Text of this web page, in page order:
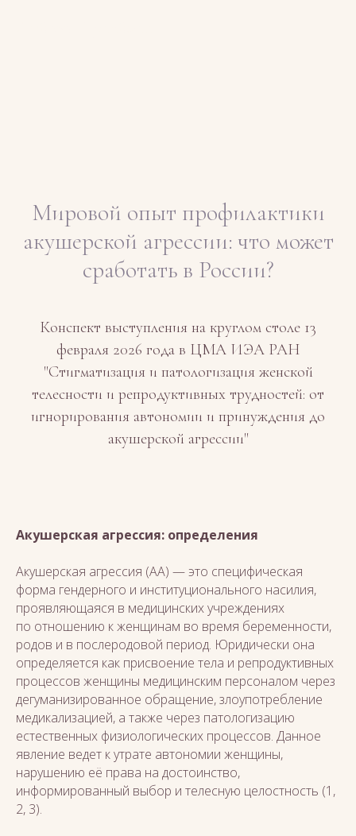
Мировой опыт профилактики
акушерской агрессии: что может
сработать в России?
Конспект выступления на круглом столе 13
февраля 2026 года в ЦМА ИЭА РАН
"Стигматизация и патологизация женской
телесности и репродуктивных трудностей: от
игнорирования автономии и принуждения до
акушерской агрессии"
Акушерская агрессия: определения
Акушерская агрессия (АА) — это специфическая
форма гендерного и институционального насилия,
проявляющаяся в медицинских учреждениях
по отношению к женщинам во время беременности,
родов и в послеродовой период. Юридически она
определяется как присвоение тела и репродуктивных
процессов женщины медицинским персоналом через
дегуманизированное обращение, злоупотребление
медикализацией, а также через патологизацию
естественных физиологических процессов. Данное
явление ведет к утрате автономии женщины,
нарушению её права на достоинство,
информированный выбор и телесную целостность (1,
2, 3).